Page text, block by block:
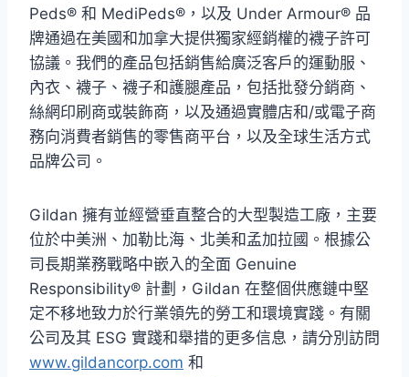
Peds® 和 MediPeds®，以及 Under Armour® 品
牌通過在美國和加拿大提供獨家經銷權的襪子許可
協議。我們的產品包括銷售給廣泛客戶的運動服、
內衣、襪子、襪子和護腿產品，包括批發分銷商、
絲網印刷商或裝飾商，以及通過實體店和/或電子商
務向消費者銷售的零售商平台，以及全球生活方式
品牌公司。
Gildan 擁有並經營垂直整合的大型製造工廠，主要
位於中美洲、加勒比海、北美和孟加拉國。根據公
司長期業務戰略中嵌入的全面 Genuine
Responsibility® 計劃，Gildan 在整個供應鏈中堅
定不移地致力於行業領先的勞工和環境實踐。有關
公司及其 ESG 實踐和舉措的更多信息，請分別訪問
www.gildancorp.com 和